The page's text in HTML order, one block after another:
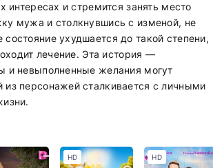
интересах и стремится занять место
мужа и столкнувшись с изменой, не
ухудшается до такой степени,
лечение. Эта история —
и невыполненные желания могут
персонажей сталкивается с личными
HD HD